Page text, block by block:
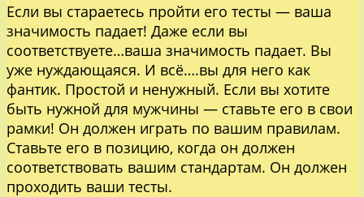
Если вы стараетесь пройти его тесты — ваша
значимость падает! Даже если вы
соответствуете…ваша значимость падает. Вы
уже нуждающаяся. И всё….вы для него как
фантик. Простой и ненужный. Если вы хотите
быть нужной для мужчины — ставьте его в свои
рамки! Он должен играть по вашим правилам.
Ставьте его в позицию, когда он должен
соответствовать вашим стандартам. Он должен
проходить ваши тесты.